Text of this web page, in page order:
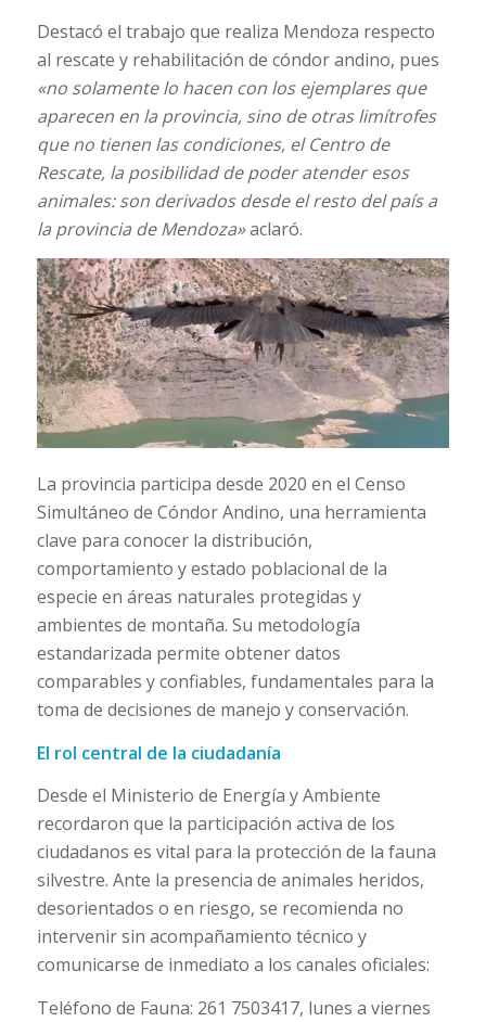
Destacó el trabajo que realiza Mendoza respecto
al rescate y rehabilitación de cóndor andino, pues
«no solamente lo hacen con los ejemplares que
aparecen en la provincia, sino de otras limítrofes
que no tienen las condiciones, el Centro de
Rescate, la posibilidad de poder atender esos
animales: son derivados desde el resto del país a
la provincia de Mendoza»aclaró.
La provincia participa desde 2020 en el Censo
Simultáneo de Cóndor Andino, una herramienta
clave para conocer la distribución,
comportamiento y estado poblacional de la
especie en áreas naturales protegidas y
ambientes de montaña. Su metodología
estandarizada permite obtener datos
comparables y confiables, fundamentales para la
toma de decisiones de manejo y conservación.
El rol central de la ciudadanía
Desde el Ministerio de Energía y Ambiente
recordaron que la participación activa de los
ciudadanos es vital para la protección de la fauna
silvestre. Ante la presencia de animales heridos,
desorientados o en riesgo, se recomienda no
intervenir sin acompañamiento técnico y
comunicarse de inmediato a los canales oficiales:
Teléfono de Fauna: 261 7503417, lunes a viernes